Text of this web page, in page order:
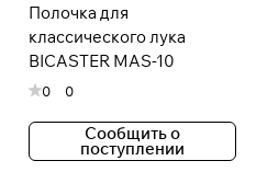
Полочка для
классического лука
BICASTER MAS-10
0 0
Сообщить о
поступлении